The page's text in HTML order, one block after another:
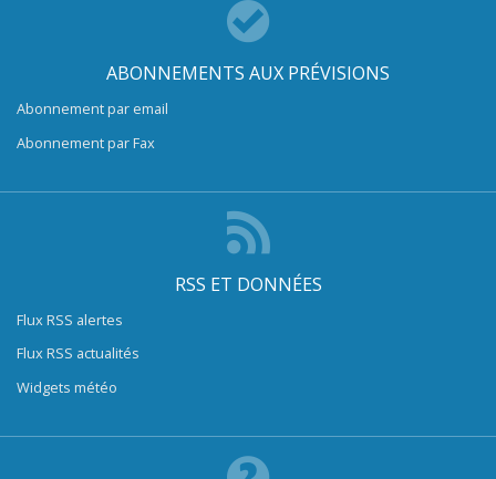
ABONNEMENTS AUX PRÉVISIONS
Abonnement par email
Abonnement par Fax
RSS ET DONNÉES
Flux RSS alertes
Flux RSS actualités
Widgets météo